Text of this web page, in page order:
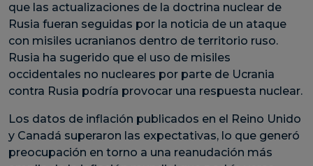
que las actualizaciones de la doctrina nuclear de
Rusia fueran seguidas por la noticia de un ataque
con misiles ucranianos dentro de territorio ruso.
Rusia ha sugerido que el uso de misiles
occidentales no nucleares por parte de Ucrania
contra Rusia podría provocar una respuesta nuclear.
Los datos de inflación publicados en el Reino Unido
y Canadá superaron las expectativas, lo que generó
preocupación en torno a una reanudación más